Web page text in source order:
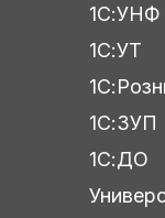
1С:УНФ
1С:УТ
1С:ЗУП
1С:ДО